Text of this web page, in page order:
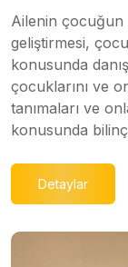
Ailenin
geliştirmesi,
konusunda
çocuklarını ve
tanımaları ve
konusunda
Detaylar